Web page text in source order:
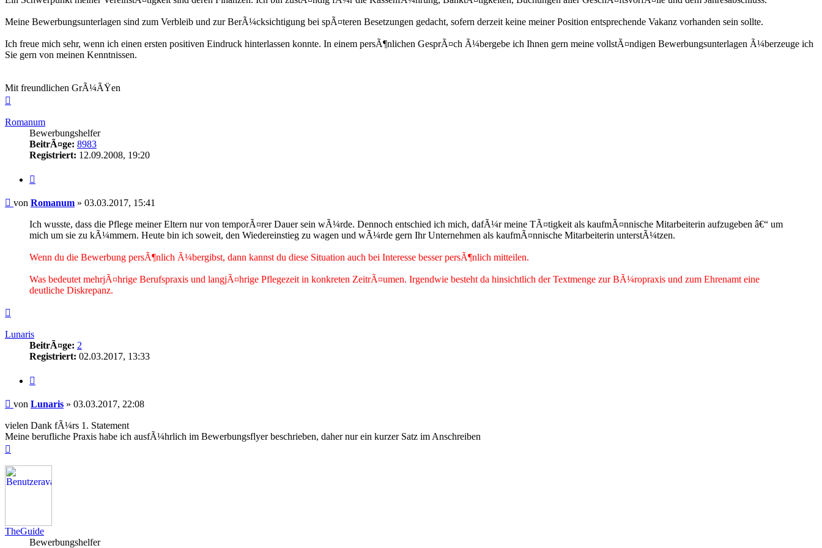
Meine Bewerbungsunterlagen sind zum Verbleib und zur BerÃ¼cksichtigung bei spÃ¤teren Besetzungen gedacht, sofern derzeit keine meiner Position entsprechende Vakanz vorhanden sein sollte.
Ich freue mich sehr, wenn ich einen ersten positiven Eindruck hinterlassen konnte. In einem persÃ¶nlichen GesprÃ¤ch Ã¼bergebe ich Ihnen gern meine vollstÃ¤ndigen Bewerbungsunterlagen Ã¼berzeuge ich
Sie gern von meinen Kenntnissen.
Mit freundlichen GrÃ¼ÃŸen
Romanum
Bewerbungshelfer
BeitrÃ¤ge: 8983
Registriert: 12.09.2008, 19:20
Beitrag
von Romanum » 03.03.2017, 15:41
Ich wusste, dass die Pflege meiner Eltern nur von temporÃ¤rer Dauer sein wÃ¼rde. Dennoch entschied ich mich, dafÃ¼r meine TÃ¤tigkeit als kaufmÃ¤nnische Mitarbeiterin aufzugeben â€“ um
mich um sie zu kÃ¼mmern. Heute bin ich soweit, den Wiedereinstieg zu wagen und wÃ¼rde gern Ihr Unternehmen als kaufmÃ¤nnische Mitarbeiterin unterstÃ¼tzen.
Wenn du die Bewerbung persÃ¶nlich Ã¼bergibst, dann kannst du diese Situation auch bei Interesse besser persÃ¶nlich mitteilen.
Was bedeutet mehrjÃ¤hrige Berufspraxis und langjÃ¤hrige Pflegezeit in konkreten ZeitrÃ¤umen. Irgendwie besteht da hinsichtlich der Textmenge zur BÃ¼ropraxis und zum Ehrenamt eine
deutliche Diskrepanz.
Lunaris
BeitrÃ¤ge: 2
Registriert: 02.03.2017, 13:33
Beitrag
von Lunaris » 03.03.2017, 22:08
vielen Dank fÃ¼rs 1. Statement
Meine berufliche Praxis habe ich ausfÃ¼hrlich im Bewerbungsflyer beschrieben, daher nur ein kurzer Satz im Anschreiben
TheGuide
Bewerbungshelfer